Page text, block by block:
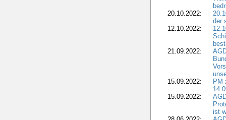
20.10.2022:
der
12.10.2022:
21.09.2022:
15.09.2022:
PM
15.09.2022:
ist